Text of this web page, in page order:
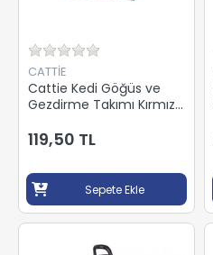
CATTİE
Cattie Kedi Göğüs ve
Gezdirme Takımı Kırmızı
119,50 TL
Sepete Ekle